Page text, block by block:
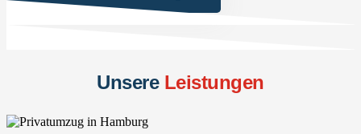
UnsereLeistungen